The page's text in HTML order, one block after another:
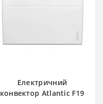
Електричний
конвектор Atlantic F19